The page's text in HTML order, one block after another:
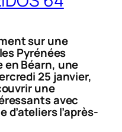
sur une
Pyrénées
Béarn, une
25 janvier,
une
avec
d’ateliers l’après-